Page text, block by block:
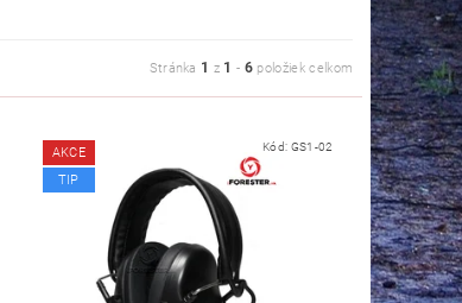
Stránka 1 z 1 - 6 položiek celkom
AKCE
TIP
Kód: GS1-02